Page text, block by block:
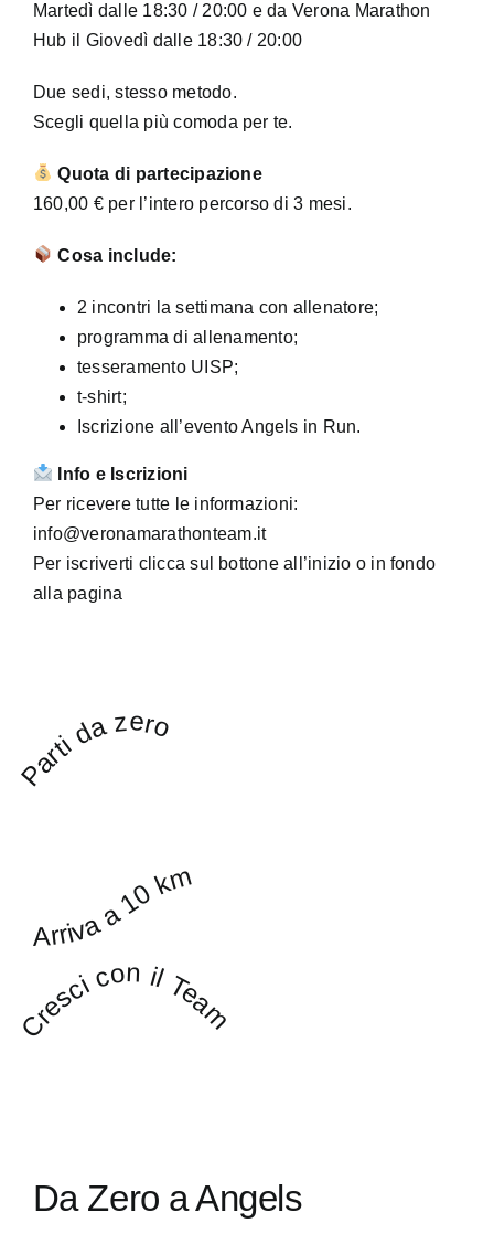
Martedì dalle 18:30 / 20:00 e da Verona Marathon
Hub il Giovedì dalle 18:30 / 20:00
Due sedi, stesso metodo.
Scegli quella più comoda per te.
Quota di partecipazione
160,00 € per l’intero percorso di 3 mesi.
Cosa include:
2 incontri la settimana con allenatore;
programma di allenamento;
tesseramento UISP;
t-shirt;
Iscrizione all’evento Angels in Run.
Info e Iscrizioni
Per ricevere tutte le informazioni:
info@veronamarathonteam.it
Per iscriverti clicca sul bottone all’inizio o in fondo
alla pagina
Parti da zero
Arriva a 10 km
Cresci con il Team
Da Zero a Angels